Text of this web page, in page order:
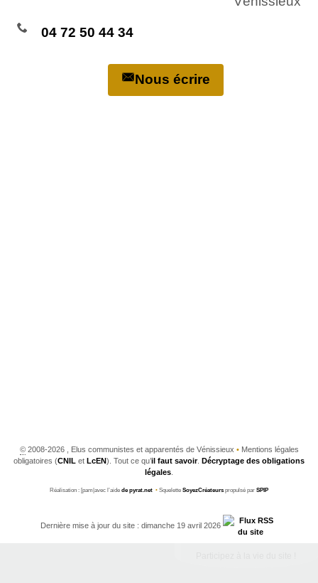
04 72 50 44 34
Nous écrire
©2008-2026 , Elus communistes et apparentés de Vénissieux •Mentions légales
obligatoires (CNIL et LcEN). Tout ce qu’il faut savoir. Décryptage des obligations
légales.
Réalisation : [pam|avec l’aide de pyrat.net • Squelette SoyezCréateurs propulsé par SPIP
Dernière mise à jour du site : dimanche 19 avril 2026